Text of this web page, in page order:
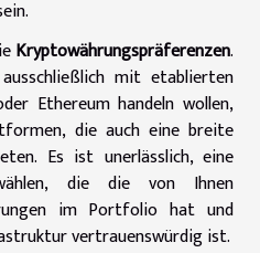
Kryptowährungspräferenzen.
mit etablierten
Ethereum handeln wollen,
die auch eine breite
Es ist unerlässlich, eine
die die von Ihnen
im Portfolio hat und
vertrauenswürdig ist.